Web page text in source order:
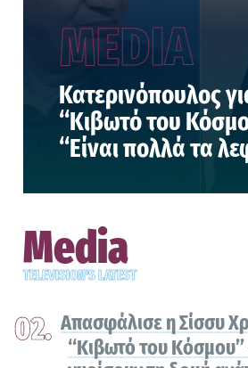
MEDIA
Κατερινόπουλος
“Κιβωτό του
“Είναι πολλά τα
Media
TELEVISION'S LATEST
Απασφάλισε η Σίσσυ
“Κιβωτό του Κόσμου”